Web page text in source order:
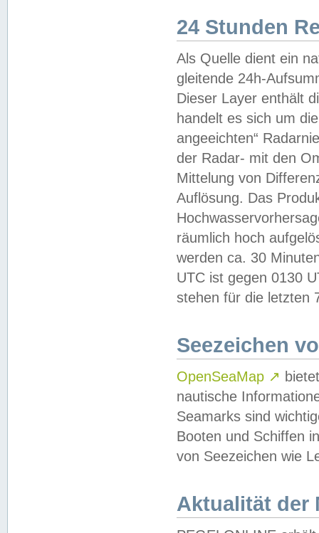
24 Stunden
Als Quelle dient ein
gleitende 24h-
Dieser Layer enthält
handelt es sich um
angeeichten“
der Radar- mit den
Mittelung von
Auflösung. Das
räumlich hoch
werden ca. 30
UTC ist gegen 0130
stehen für die letzten
Seezeichen
OpenSeaMap ↗
nautische
Seamarks sind
Booten und Schiffen
von Seezeichen wie
Aktualität der